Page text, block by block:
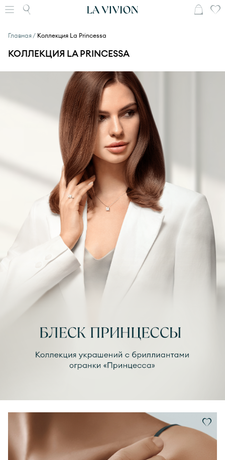
Главная Коллекция La Princessa
КОЛЛЕКЦИЯ LA PRINCESSA